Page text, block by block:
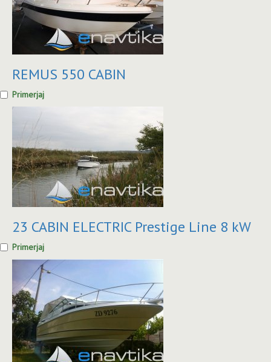
REMUS 550 CABIN
Primerjaj
23 CABIN ELECTRIC Prestige Line 8 kW
Primerjaj